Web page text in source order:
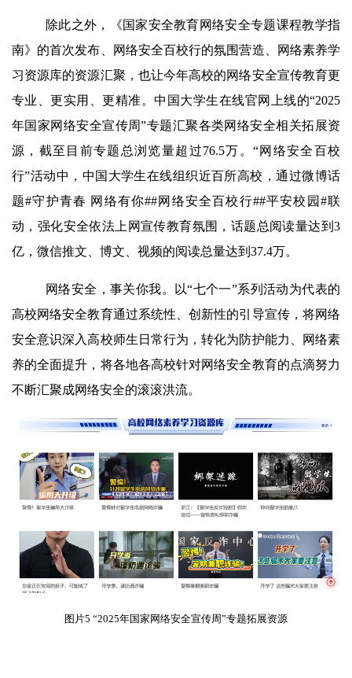
除此之外，《国家安全教育网络安全专题课程教学指
南》的首次发布、网络安全百校行的氛围营造、网络素养学
习资源库的资源汇聚，也让今年高校的网络安全宣传教育更
专业、更实用、更精准。中国大学生在线官网上线的“2025
年国家网络安全宣传周”专题汇聚各类网络安全相关拓展资
源，截至目前专题总浏览量超过76.5万。“网络安全百校
行”活动中，中国大学生在线组织近百所高校，通过微博话
题#守护青春 网络有你##网络安全百校行##平安校园 #联
动，强化安全依法上网宣传教育氛围，话题总阅读量达到 3
亿，微信推文、博文、视频的阅读总量达到 37.4万。
网络安全，事关你我。以“七个一”系列活动为代表的
高校网络安全教育通过系统性、创新性的引导宣传，将网络
安全意识深入高校师生日常行为，转化为防护能力、网络素
养的全面提升，将各地各高校针对网络安全教育的点滴努力
不断汇聚成网络安全的滚滚洪流。
图片5 “2025年国家网络安全宣传周”专题拓展资源